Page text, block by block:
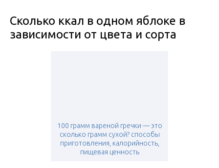
Сколько ккал в одном яблоке в
зависимости от цвета и сорта
100 грамм вареной гречки — это
сколько грамм сухой? способы
приготовления, калорийность,
пищевая ценность